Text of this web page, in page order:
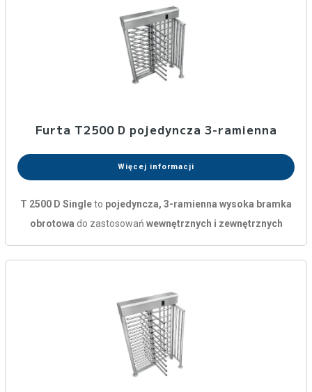
Furta T2500 D pojedyncza 3-ramienna
Więcej informacji
T 2500 D Singleto pojedyncza, 3-ramienna wysoka bramka
obrotowa do zastosowań wewnętrznych i zewnętrznych